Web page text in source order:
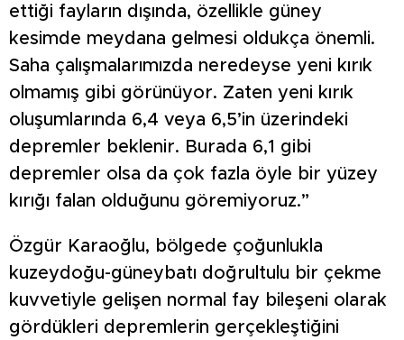
ettiği fayların dışında, özellikle güney
kesimde meydana gelmesi oldukça önemli.
Saha çalışmalarımızda neredeyse yeni kırık
olmamış gibi görünüyor. Zaten yeni kırık
oluşumlarında 6,4 veya 6,5’in üzerindeki
depremler beklenir. Burada 6,1 gibi
depremler olsa da çok fazla öyle bir yüzey
kırığı falan olduğunu göremiyoruz.”
Özgür Karaoğlu, bölgede çoğunlukla
kuzeydoğu-güneybatı doğrultulu bir çekme
kuvvetiyle gelişen normal fay bileşeni olarak
gördükleri depremlerin gerçekleştiğini